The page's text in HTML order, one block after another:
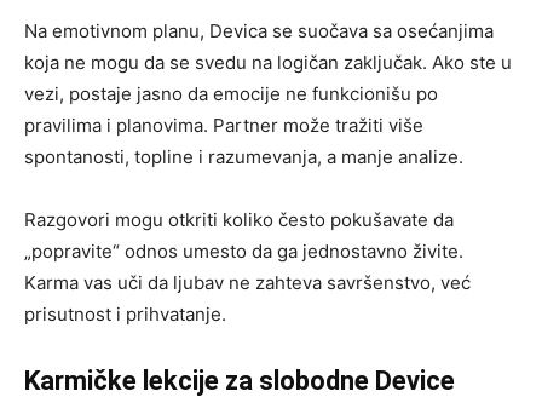
Na emotivnom planu, Devica se suočava sa osećanjima
koja ne mogu da se svedu na logičan zaključak. Ako ste u
vezi, postaje jasno da emocije ne funkcionišu po
pravilima i planovima. Partner može tražiti više
spontanosti, topline i razumevanja, a manje analize.
Razgovori mogu otkriti koliko često pokušavate da
„popravite“ odnos umesto da ga jednostavno živite.
Karma vas uči da ljubav ne zahteva savršenstvo, već
prisutnost i prihvatanje.
Karmičke lekcije za slobodne Device